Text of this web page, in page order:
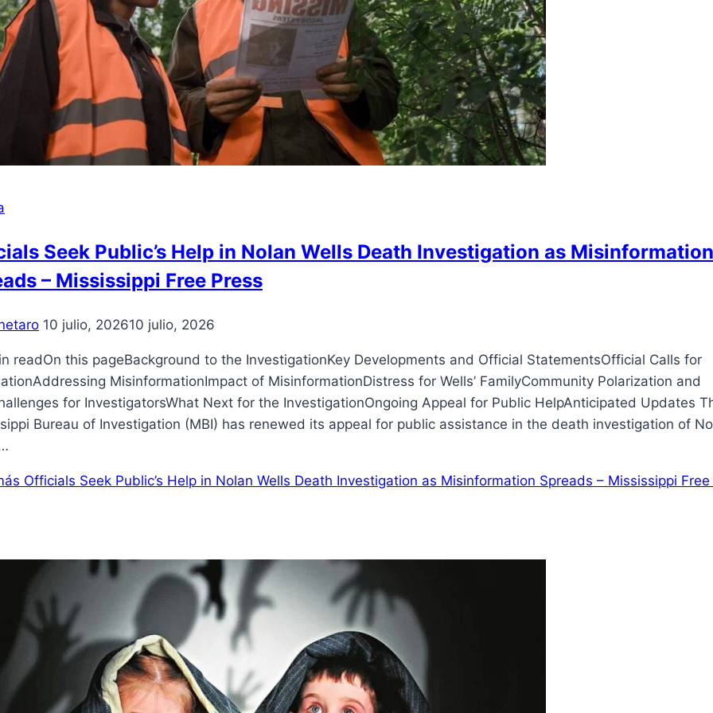
Seek Public’s Help in Nolan Wells Death Investigation as Misinformation
– Mississippi Free Press
10 julio, 202610 julio, 2026
readOn this pageBackground to the InvestigationKey Developments and Official StatementsOfficial Calls for
MisinformationImpact of MisinformationDistress for Wells’ FamilyCommunity Polarization and
for InvestigatorsWhat Next for the InvestigationOngoing Appeal for Public HelpAnticipated Updates
Bureau of Investigation (MBI) has renewed its appeal for public assistance in the death investigation of
Officials Seek Public’s Help in Nolan Wells Death Investigation as Misinformation Spreads – Mississippi Free